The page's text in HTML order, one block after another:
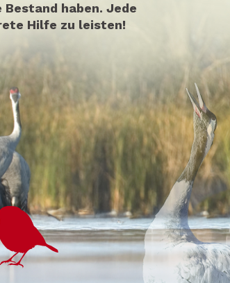
haben. Jede
Hilfe zu leisten!